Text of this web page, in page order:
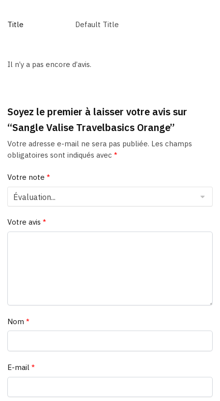
Title Default Title
Il n’y a pas encore d’avis.
Soyez le premier à laisser votre avis sur
“Sangle Valise Travelbasics Orange”
Votre adresse e-mail ne sera pas publiée. Les champs
obligatoires sont indiqués avec *
Votre note *
Votre avis *
Nom *
E-mail *